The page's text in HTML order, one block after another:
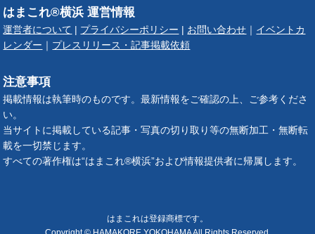
はまこれ®横浜 運営情報
運営者について プライバシーポリシー お問い合わせ
イベントカ
レンダー
プレスリリース・記事掲載依頼
注意事項
掲載情報は執筆時のものです。最新情報をご確認の上、ご参考くださ
い。
当サイトに掲載している記事・写真の切り取り等の無断加工・無断転
載を一切禁じます。
すべての著作権は“はまこれ®横浜”および情報提供者に帰属します。
はまこれは登録商標です。